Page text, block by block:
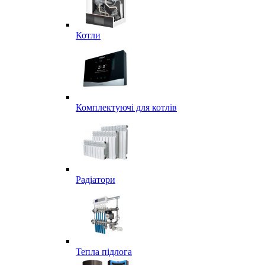
Котли
Комплектуючі для котлів
Радіатори
Тепла підлога